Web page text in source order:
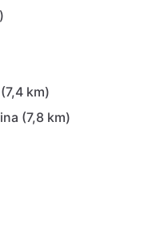
km)
(7,8 km)